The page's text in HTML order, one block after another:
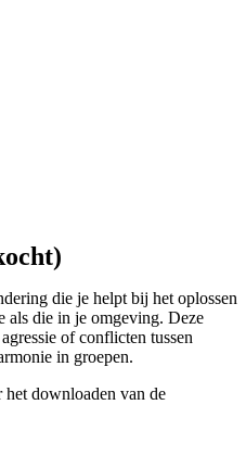
die je helpt bij het oplossen
als die in je omgeving. Deze
of conflicten tussen
in groepen.
downloaden van de